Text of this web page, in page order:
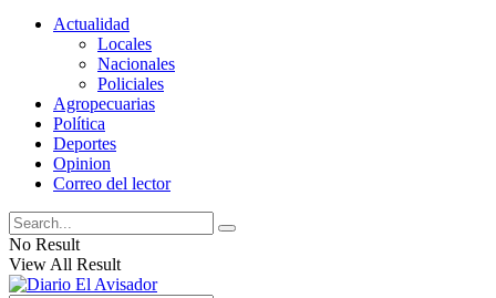
Actualidad
Locales
Nacionales
Policiales
Agropecuarias
Política
Deportes
Opinion
Correo del lector
No Result
View All Result